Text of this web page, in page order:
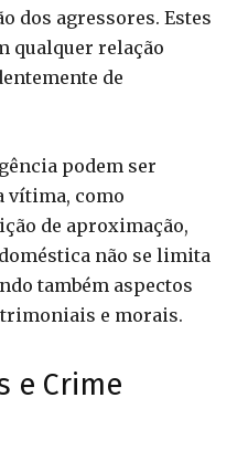
dos agressores. Estes
qualquer relação
de
podem ser
vítima, como
de aproximação,
não se limita
também aspectos
e morais.
e Crime